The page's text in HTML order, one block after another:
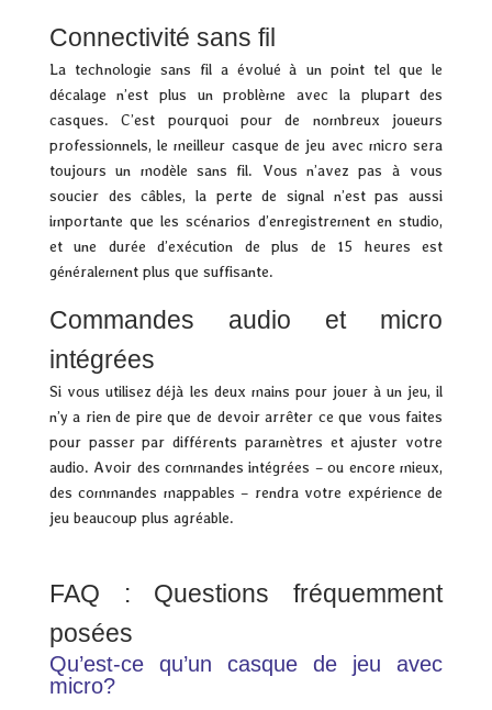
Connectivité sans fil
La technologie sans fil a évolué à un point tel que le
décalage n’est plus un problème avec la plupart des
casques. C’est pourquoi pour de nombreux joueurs
professionnels, le meilleur casque de jeu avec micro sera
toujours un modèle sans fil. Vous n’avez pas à vous
soucier des câbles, la perte de signal n’est pas aussi
importante que les scénarios d’enregistrement en studio,
et une durée d’exécution de plus de 15 heures est
généralement plus que suffisante.
Commandes audio et micro
intégrées
Si vous utilisez déjà les deux mains pour jouer à un jeu, il
n’y a rien de pire que de devoir arrêter ce que vous faites
pour passer par différents paramètres et ajuster votre
audio. Avoir des commandes intégrées – ou encore mieux,
des commandes mappables – rendra votre expérience de
jeu beaucoup plus agréable.
FAQ : Questions fréquemment
posées
Qu’est-ce qu’un casque de jeu avec
micro?